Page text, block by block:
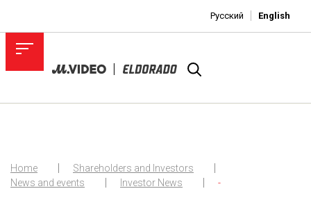
Русский English
Home
Shareholders and Investors
News and events
Investor News -